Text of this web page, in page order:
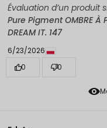
Évaluation d’un produit
Pure Pigment OMBRE À
DREAM IT. 147
6/23/2026
0
0